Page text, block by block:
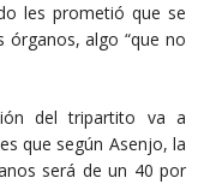
les prometió que se
órganos, algo “que no
del tripartito va a
que según Asenjo, la
será de un 40 por